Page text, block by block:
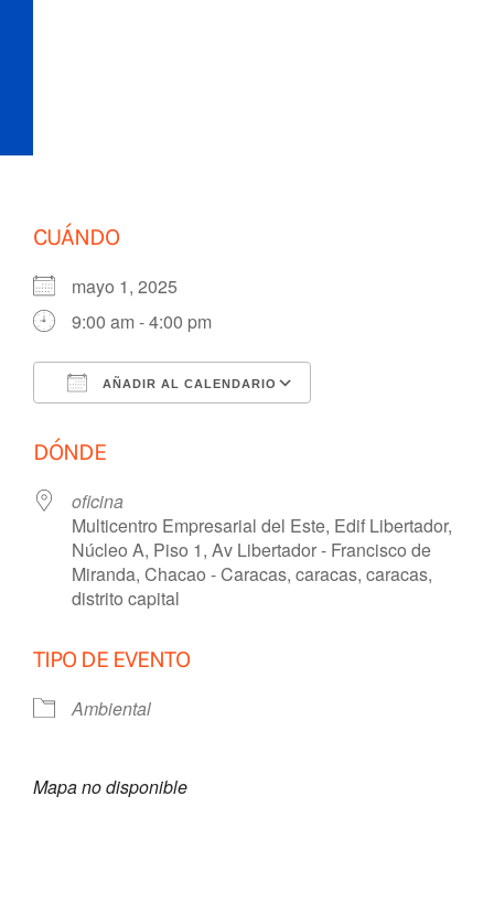
CUÁNDO
mayo 1, 2025
9:00 am - 4:00 pm
AÑADIR AL CALENDARIO
DÓNDE
oficina
Multicentro Empresarial del Este, Edif Libertador,
Núcleo A, Piso 1, Av Libertador - Francisco de
Miranda, Chacao - Caracas, caracas, caracas,
distrito capital
TIPO DE EVENTO
Ambiental
Mapa no disponible